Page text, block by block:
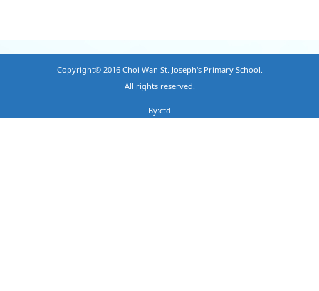
Copyright© 2016 Choi Wan St. Joseph's Primary School.
All rights reserved.
By:ctd